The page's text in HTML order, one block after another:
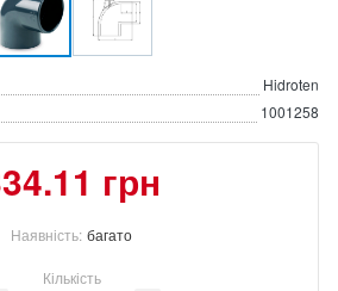
Hidroten
1001258
грн
Наявність: багато
Кількість